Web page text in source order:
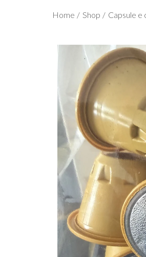
Home Shop Capsule e